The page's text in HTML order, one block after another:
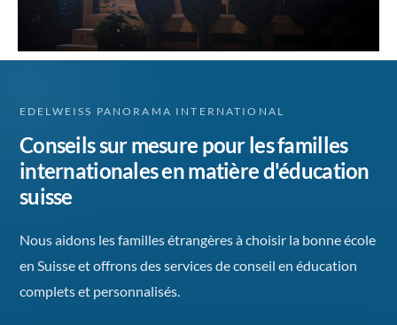
EDELWEISS PANORAMA INTERNATIONAL
Conseils sur mesure pour les familles
internationales en matière d'éducation
suisse
Nous aidons les familles étrangères à choisir la bonne école
en Suisse et offrons des services de conseil en éducation
complets et personnalisés.